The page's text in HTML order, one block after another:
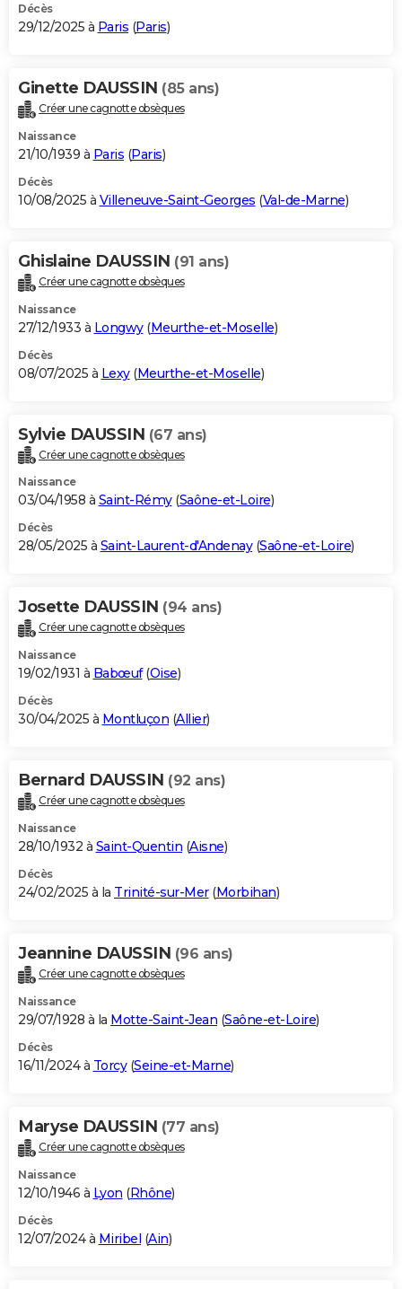
S'inscrire
Se connecter
Lycées
Collèges
Primaires
Universités
Entreprises
Service militaire
Avis de recherche
AVIS DE DÉCÈS
Bricolage
Lifestyle
Culture
Sport
Auto
Television
Voyage
Cinema
Décès
29/12/2025 à Paris (Paris)
Ginette DAUSSIN (85 ans)
Créer une cagnotte obsèques
Naissance
21/10/1939 à Paris (Paris)
Décès
10/08/2025 à Villeneuve-Saint-Georges (Val-de-Marne)
Ghislaine DAUSSIN (91 ans)
Créer une cagnotte obsèques
Naissance
27/12/1933 à Longwy(Meurthe-et-Moselle)
Décès
08/07/2025 à Lexy(Meurthe-et-Moselle)
Sylvie DAUSSIN (67 ans)
Créer une cagnotte obsèques
Naissance
03/04/1958 à Saint-Rémy(Saône-et-Loire)
Décès
28/05/2025 à Saint-Laurent-d'Andenay(Saône-et-Loire)
Josette DAUSSIN (94 ans)
Créer une cagnotte obsèques
Naissance
19/02/1931 à Babœuf(Oise)
Décès
30/04/2025 à Montluçon (Allier)
Bernard DAUSSIN (92 ans)
Créer une cagnotte obsèques
Naissance
28/10/1932 à Saint-Quentin (Aisne)
Décès
24/02/2025 à la Trinité-sur-Mer(Morbihan)
Jeannine DAUSSIN (96 ans)
Créer une cagnotte obsèques
Naissance
29/07/1928 à la Motte-Saint-Jean (Saône-et-Loire)
Décès
16/11/2024 à Torcy(Seine-et-Marne)
Maryse DAUSSIN (77 ans)
Créer une cagnotte obsèques
Naissance
12/10/1946 à Lyon (Rhône)
Décès
12/07/2024 à Miribel (Ain)